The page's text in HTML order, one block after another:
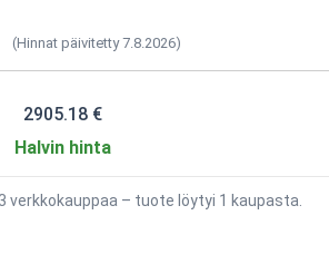
(Hinnat päivitetty 7.8.2026)
2905.18 €
Halvin hinta
verkkokauppaa – tuote löytyi 1 kaupasta.